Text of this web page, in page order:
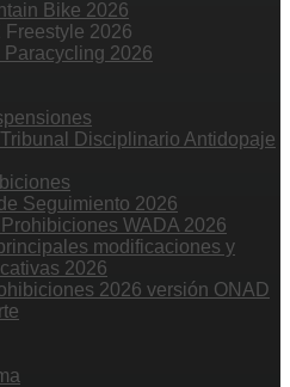
Bike 2026
2026
2026
Disciplinario Antidopaje
Seguimiento 2026
Prohibiciones WADA 2026
modificaciones y
2026
2026 versión ONAD